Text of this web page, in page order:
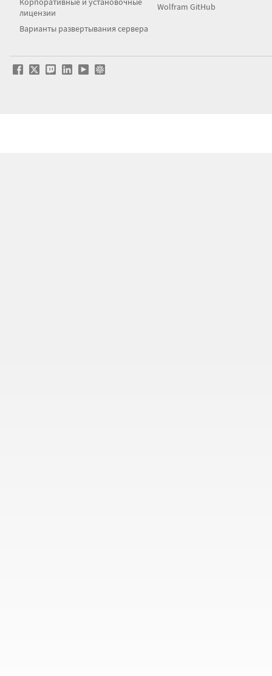
лицензии
Варианты развертывания сервера
Wolfram GitHub